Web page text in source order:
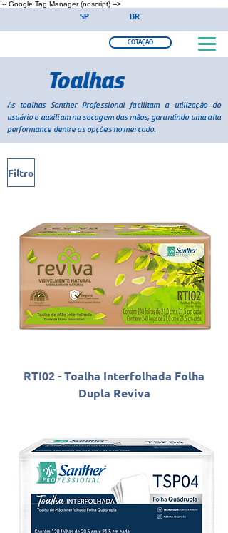
!-- Google Tag Manager (noscript) -->
SP BR
COTAÇÃO
Toalhas
As toalhas Santher Professional facilitam a utilização do
usuário e auxiliam na secagem das mãos, garantindo uma alta
performance dentre as opções no mercado.
Filtro
RTI02 - Toalha Interfolhada Folha
Dupla Reviva